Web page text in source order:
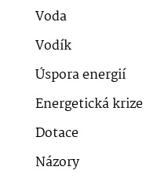
Voda
Vodík
Úspora energií
Energetická krize
Dotace
Názory